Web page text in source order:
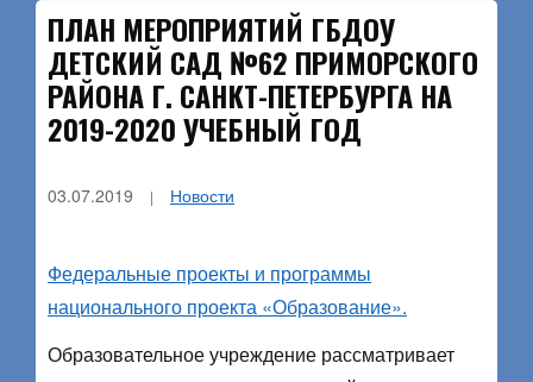
ПЛАН МЕРОПРИЯТИЙ ГБДОУ
ДЕТСКИЙ САД №62 ПРИМОРСКОГО
РАЙОНА Г. САНКТ-ПЕТЕРБУРГА НА
2019-2020 УЧЕБНЫЙ ГОД
03.07.2019 Новости
Федеральные проекты и программы
национального проекта «Образование».
Образовательное учреждение рассматривает